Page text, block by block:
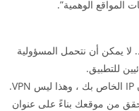
المواقع الوهمية”.
لا يمكن أن نتحمل المسؤولية
للتطبيق.
يرجى ملاحظة أن هذا التطبيق لا يغير عنوان IP الخاص بك ، وهذا ليس VPN.
من موقعك بناءً على عنوان